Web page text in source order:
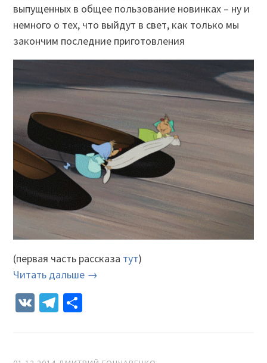
выпущенных в общее пользование новинках – ну и
немного о тех, что выйдут в свет, как только мы
закончим последние приготовления
(первая часть рассказа тут)
Читать дальше →
VK Telegram